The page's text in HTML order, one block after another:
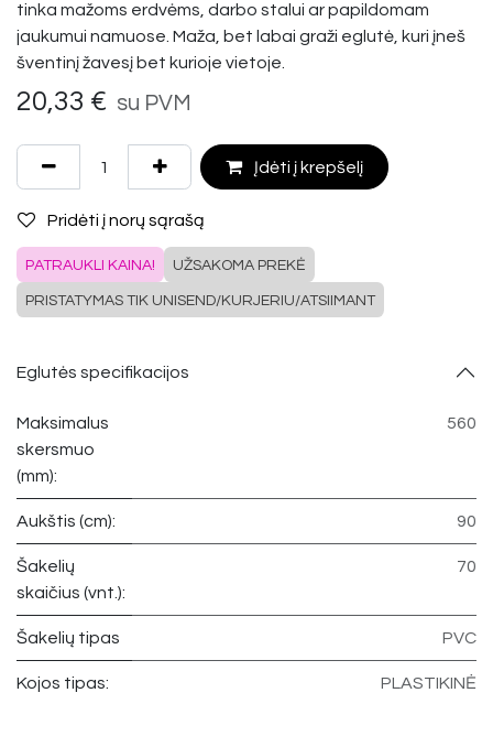
tinka mažoms erdvėms, darbo stalui ar papildomam
jaukumui namuose. Maža, bet labai graži eglutė, kuri įneš
šventinį žavesį bet kurioje vietoje.
20,33 € su PVM
Įdėti į krepšelį
Pridėti į norų sąrašą
PATRAUKLI KAINA! UŽSAKOMA PREKĖ
PRISTATYMAS TIK UNISEND/KURJERIU/ATSIIMANT
Eglutės specifikacijos
Maksimalus
skersmuo
(mm):
560
Aukštis (cm): 90
Šakelių
skaičius (vnt.):
70
Šakelių tipas PVC
Kojos tipas: PLASTIKINĖ